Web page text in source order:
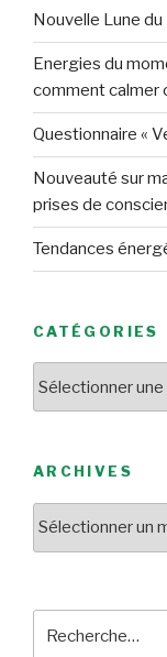
Nouvelle Lune
Energies du
comment calmer
Questionnaire «
Nouveauté sur
prises de
Tendances
CATÉGORIES
ARCHIVES